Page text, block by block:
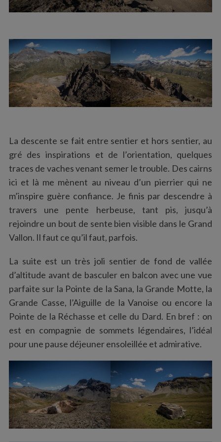
La descente se fait entre sentier et hors sentier, au
gré des inspirations et de l’orientation, quelques
traces de vaches venant semer le trouble. Des cairns
ici et là me mènent au niveau d’un pierrier qui ne
m’inspire guère confiance. Je finis par descendre à
travers une pente herbeuse, tant pis, jusqu’à
rejoindre un bout de sente bien visible dans le Grand
Vallon. Il faut ce qu’il faut, parfois.
La suite est un très joli sentier de fond de vallée
d’altitude avant de basculer en balcon avec une vue
parfaite sur la Pointe de la Sana, la Grande Motte, la
Grande Casse, l’Aiguille de la Vanoise ou encore la
Pointe de la Réchasse et celle du Dard. En bref : on
est en compagnie de sommets légendaires, l’idéal
pour une pause déjeuner ensoleillée et admirative.